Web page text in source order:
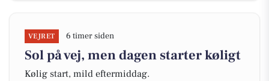
VEJRET 6 timer siden
Sol på vej, men dagen starter køligt
Kølig start, mild eftermiddag.